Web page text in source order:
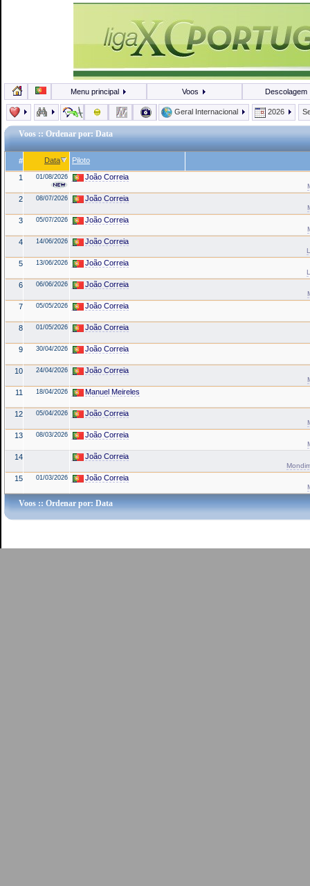
Menu principal Voos Descolagem
Geral Internacional 2026
Voos :: Ordenar por: Data
# Data Piloto
1 01/08/2026 João Correia
2 08/07/2026 João Correia
3 05/07/2026 João Correia
4 14/06/2026 João Correia
5 13/06/2026 João Correia
6 06/06/2026 João Correia
7 05/05/2026 João Correia
8 01/05/2026 João Correia
9 30/04/2026 João Correia
10 24/04/2026 João Correia
11 18/04/2026 Manuel Meireles
12 05/04/2026 João Correia
13 08/03/2026 João Correia
14 João Correia
15 01/03/2026 João Correia
Voos :: Ordenar por: Data